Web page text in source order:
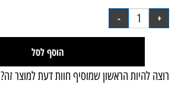
הוסף לסל
רוצה להיות הראשון שמוסיף חוות דעת למוצר זה?